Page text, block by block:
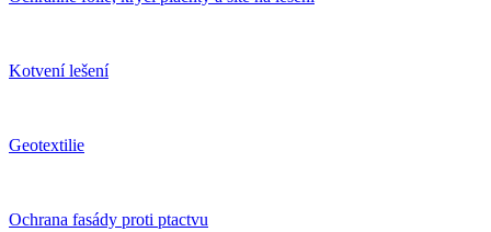
Kotvení lešení
Geotextilie
Ochrana fasády proti ptactvu